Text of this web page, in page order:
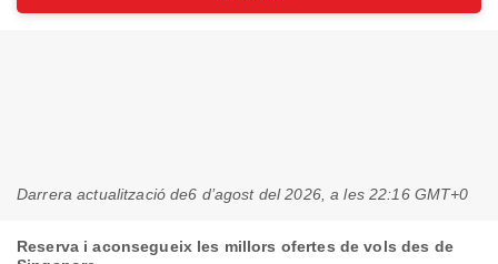
Darrera actualització de6 d’agost del 2026, a les 22:16 GMT+0
Reserva i aconsegueix les millors ofertes de vols des de